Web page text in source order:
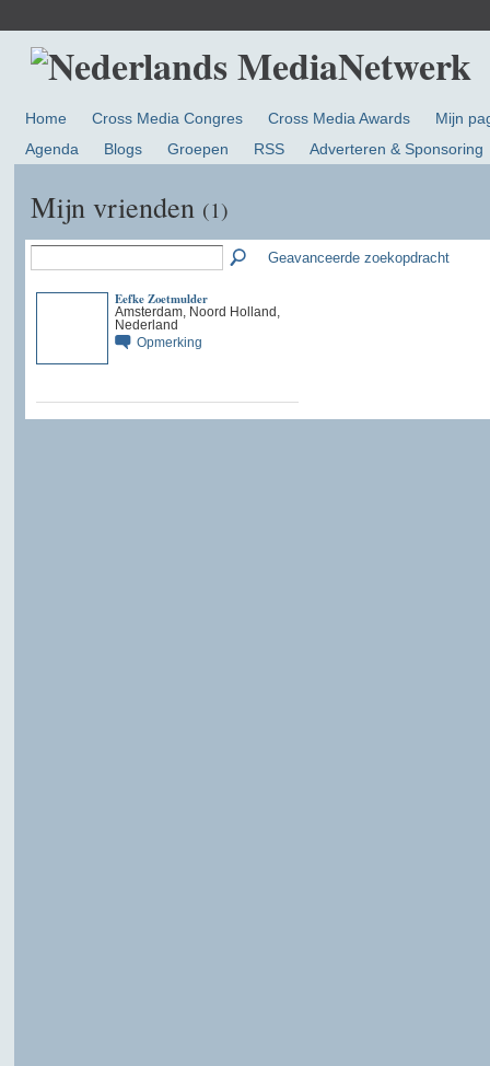
Home Cross Media Congres Cross Media Awards
Mijn
Agenda
Blogs Groepen RSS Adverteren & Sponsoring
Mijn vrienden (1)
Geavanceerde zoekopdracht
Eefke Zoetmulder
Amsterdam, Noord Holland,
Nederland
Opmerking